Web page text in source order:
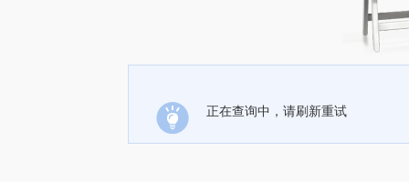
正在查询中，请刷新重试